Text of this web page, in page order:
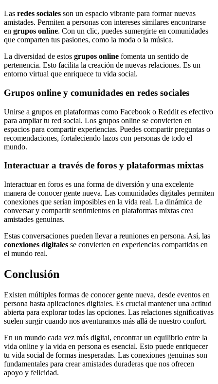
Las redes sociales son un espacio vibrante para formar nuevas
amistades. Permiten a personas con intereses similares encontrarse
en grupos online. Con un clic, puedes sumergirte en comunidades
que comparten tus pasiones, como la moda o la música.
La diversidad de estos grupos online fomenta un sentido de
pertenencia. Esto facilita la creación de nuevas relaciones. Es un
entorno virtual que enriquece tu vida social.
Grupos online y comunidades en redes sociales
Unirse a grupos en plataformas como Facebook o Reddit es efectivo
para ampliar tu red social. Los grupos online se convierten en
espacios para compartir experiencias. Puedes compartir preguntas o
recomendaciones, fortaleciendo lazos con personas de todo el
mundo.
Interactuar a través de foros y plataformas mixtas
Interactuar en foros es una forma de diversión y una excelente
manera de conocer gente nueva. Las comunidades digitales permiten
conexiones que serían imposibles en la vida real. La dinámica de
conversar y compartir sentimientos en plataformas mixtas crea
amistades genuinas.
Estas conversaciones pueden llevar a reuniones en persona. Así, las
conexiones digitales se convierten en experiencias compartidas en
el mundo real.
Conclusión
Existen múltiples formas de conocer gente nueva, desde eventos en
persona hasta aplicaciones digitales. Es crucial mantener una actitud
abierta para explorar todas las opciones. Las relaciones significativas
suelen surgir cuando nos aventuramos más allá de nuestro confort.
En un mundo cada vez más digital, encontrar un equilibrio entre la
vida online y la vida en persona es esencial. Esto puede enriquecer
tu vida social de formas inesperadas. Las conexiones genuinas son
fundamentales para crear amistades duraderas que nos ofrecen
apoyo y felicidad.